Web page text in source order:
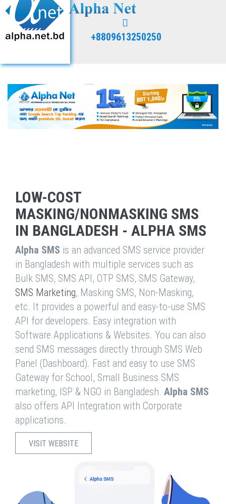
+8809613250250
LOW-COST
MASKING/NONMASKING SMS
IN BANGLADESH - ALPHA SMS
Alpha SMS is an advanced SMS service provider
in Bangladesh with multiple services such as
Bulk SMS, SMS API, OTP SMS, SMS Gateway,
SMS Marketing, Masking SMS, Non-Masking,
etc. It provides a powerful and easy-to-use SMS
API for developers. Easy integration with
Software Applications & Websites. You can also
send SMS messages directly through SMS Web
Panel (Dashboard). Fast and easy to use SMS
Gateway for School, Small Business SMS
marketing, ISP & NGO in Bangladesh. Alpha SMS
also offers API Integration with Corporate
applications.
VISIT WEBSITE